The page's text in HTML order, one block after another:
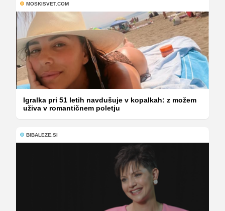
MOSKISVET.COM
Igralka pri 51 letih navdušuje v kopalkah: z možem
uživa v romantičnem poletju
BIBALEZE.SI